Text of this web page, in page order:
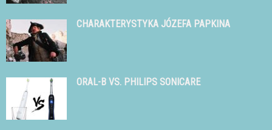
CHARAKTERYSTYKA JÓZEFA PAPKINA
ORAL-B VS. PHILIPS SONICARE